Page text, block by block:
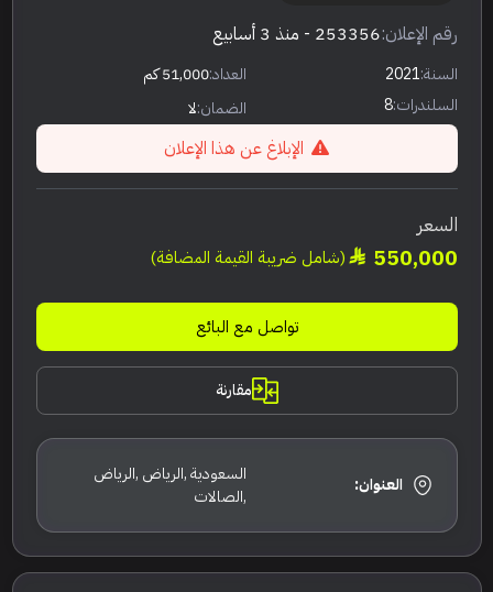
رقم الإعلان:253356 - منذ 3 أسابيع
السنة:2021 العداد:51,000 كم
السلندرات:8 الضمان:لا
الإبلاغ عن هذا الإعلان
السعر
550,000 (شامل ضريبة القيمة المضافة)
تواصل مع البائع
مقارنة
العنوان:
السعودية ,الرياض ,الرياض
,الصالات